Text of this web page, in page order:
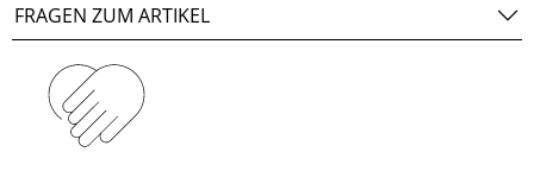
FRAGEN ZUM ARTIKEL